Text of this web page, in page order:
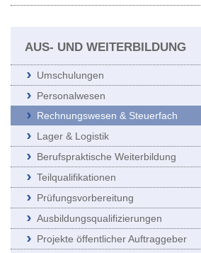
AUS- UND WEITERBILDUNG
Umschulungen
Personalwesen
Rechnungswesen & Steuerfach
Lager & Logistik
Berufspraktische Weiterbildung
Teilqualifikationen
Prüfungsvorbereitung
Ausbildungsqualifizierungen
Projekte öffentlicher Auftraggeber